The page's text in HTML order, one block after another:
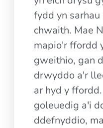
fydd yn
chwaith. Mae
mapio'r ffordd
gweithio, gan
drwyddo a'r
ar hyd y
goleuedig a'i
ddefnyddio,